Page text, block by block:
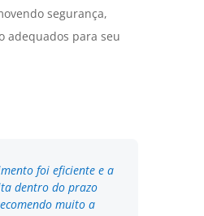
segurança,
adequados para seu
foi eficiente e a
dentro do prazo
muito a